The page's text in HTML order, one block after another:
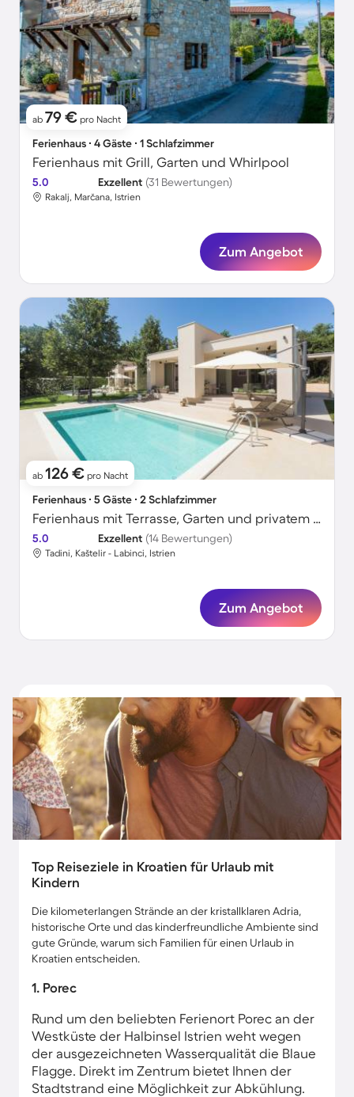
ab 79 € pro Nacht
Ferienhaus ∙ 4 Gäste ∙ 1 Schlafzimmer
Ferienhaus mit Grill, Garten und Whirlpool
5.0 Exzellent (31 Bewertungen)
Rakalj, Marčana, Istrien
Zum Angebot
ab 126 € pro Nacht
Ferienhaus ∙ 5 Gäste ∙ 2 Schlafzimmer
Ferienhaus mit Terrasse, Garten und privatem Pool
5.0 Exzellent (14 Bewertungen)
Tadini, Kaštelir - Labinci, Istrien
Zum Angebot
Top Reiseziele in Kroatien für Urlaub mit
Kindern
Die kilometerlangen Strände an der kristallklaren Adria,
historische Orte und das kinderfreundliche Ambiente sind
gute Gründe, warum sich Familien für einen Urlaub in
Kroatien entscheiden.
1. Porec
Rund um den beliebten Ferienort Porec an der
Westküste der Halbinsel Istrien weht wegen
der ausgezeichneten Wasserqualität die Blaue
Flagge. Direkt im Zentrum bietet Ihnen der
Stadtstrand eine Möglichkeit zur Abkühlung.